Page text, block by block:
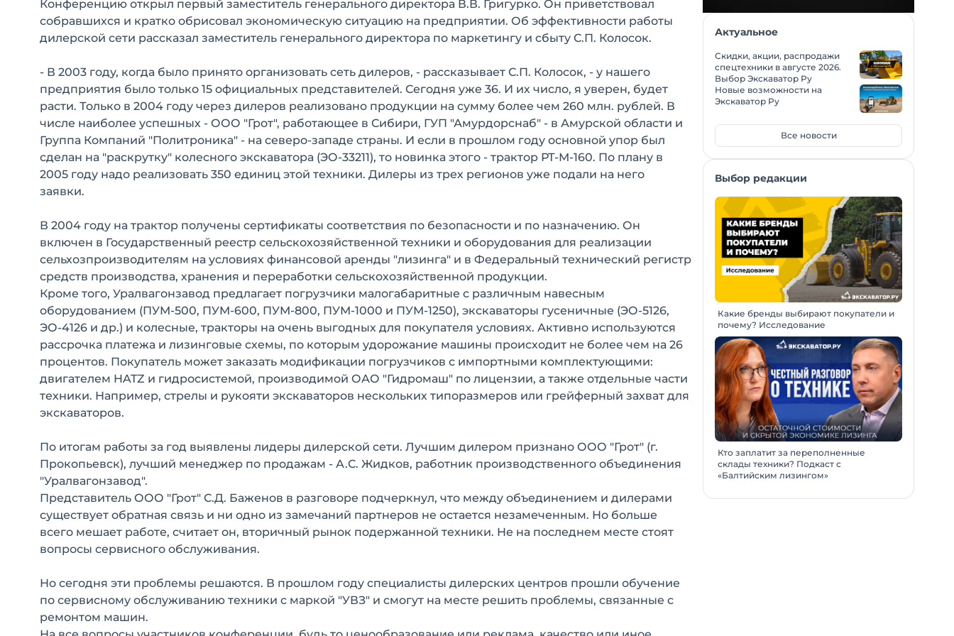
Конференцию открыл первый заместитель генерального директора В.В. Григурко. Он приветствовал
собравшихся и кратко обрисовал экономическую ситуацию на предприятии. Об эффективности работы
дилерской сети рассказал заместитель генерального директора по маркетингу и сбыту С.П. Колосок.
- В 2003 году, когда было принято организовать сеть дилеров, - рассказывает С.П. Колосок, - у нашего
предприятия было только 15 официальных представителей. Сегодня уже 36. И их число, я уверен, будет
расти. Только в 2004 году через дилеров реализовано продукции на сумму более чем 260 млн. рублей. В
числе наиболее успешных - ООО "Грот", работающее в Сибири, ГУП "Амурдорснаб" - в Амурской области и
Группа Компаний "Политроника" - на северо-западе страны. И если в прошлом году основной упор был
сделан на "раскрутку" колесного экскаватора (ЭО-33211), то новинка этого - трактор РТ-М-160. По плану в
2005 году надо реализовать 350 единиц этой техники. Дилеры из трех регионов уже подали на него
заявки.
В 2004 году на трактор получены сертификаты соответствия по безопасности и по назначению. Он
включен в Государственный реестр сельскохозяйственной техники и оборудования для реализации
сельхозпроизводителям на условиях финансовой аренды "лизинга" и в Федеральный технический регистр
средств производства, хранения и переработки сельскохозяйственной продукции.
Кроме того, Уралвагонзавод предлагает погрузчики малогабаритные с различным навесным
оборудованием (ПУМ-500, ПУМ-600, ПУМ-800, ПУМ-1000 и ПУМ-1250), экскаваторы гусеничные (ЭО-5126,
ЭО-4126 и др.) и колесные, тракторы на очень выгодных для покупателя условиях. Активно используются
рассрочка платежа и лизинговые схемы, по которым удорожание машины происходит не более чем на 26
процентов. Покупатель может заказать модификации погрузчиков с импортными комплектующими:
двигателем HATZ и гидросистемой, производимой ОАО "Гидромаш" по лицензии, а также отдельные части
техники. Например, стрелы и рукояти экскаваторов нескольких типоразмеров или грейферный захват для
экскаваторов.
По итогам работы за год выявлены лидеры дилерской сети. Лучшим дилером признано ООО "Грот" (г.
Прокопьевск), лучший менеджер по продажам - А.С. Жидков, работник производственного объединения
"Уралвагонзавод".
Представитель ООО "Грот" С.Д. Баженов в разговоре подчеркнул, что между объединением и дилерами
существует обратная связь и ни одно из замечаний партнеров не остается незамеченным. Но больше
всего мешает работе, считает он, вторичный рынок подержанной техники. Не на последнем месте стоят
вопросы сервисного обслуживания.
Но сегодня эти проблемы решаются. В прошлом году специалисты дилерских центров прошли обучение
по сервисному обслуживанию техники с маркой "УВЗ" и смогут на месте решить проблемы, связанные с
ремонтом машин.
Актуальное
Скидки, акции, распродажи
спецтехники в августе 2026.
Выбор Экскаватор Ру
Новые возможности на
Экскаватор Ру
Все новости
Выбор редакции
Какие бренды выбирают покупатели и
почему? Исследование
Кто заплатит за переполненные
склады техники? Подкаст с
«Балтийским лизингом»